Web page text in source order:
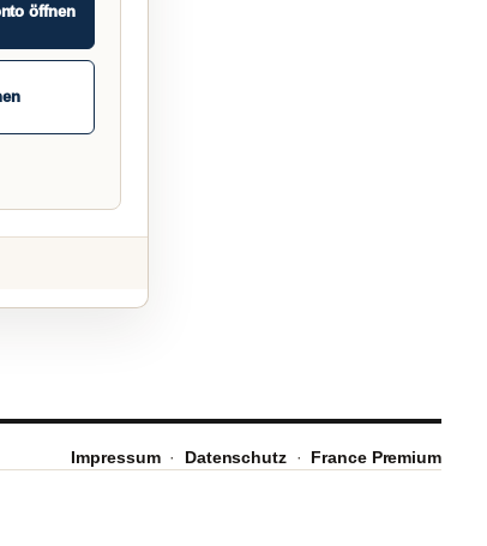
öffnen
Impressum· Datenschutz· France Premium